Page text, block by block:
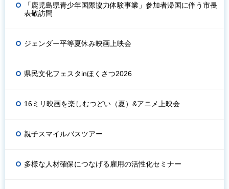
「鹿児島県青少年国際協力体験事業」参加者帰国に伴う市長
表敬訪問
ジェンダー平等夏休み映画上映会
県民文化フェスタinほくさつ2026
16ミリ映画を楽しむつどい（夏）&アニメ上映会
親子スマイルバスツアー
多様な人材確保につなげる雇用の活性化セミナー